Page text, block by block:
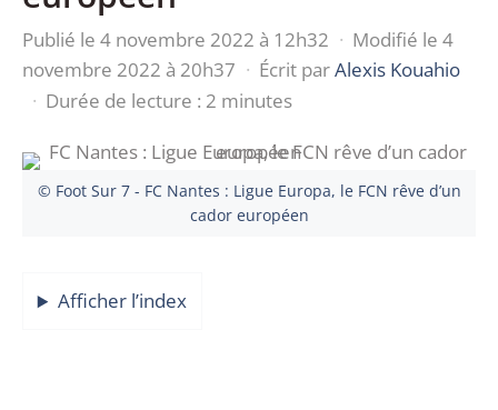
Publié le 4 novembre 2022 à 12h32 · Modifié le 4
novembre 2022 à 20h37 · Écrit parAlexis Kouahio
· Durée de lecture : 2 minutes
© Foot Sur 7 - FC Nantes : Ligue Europa, le FCN rêve d’un
cador européen
Afficher l’index